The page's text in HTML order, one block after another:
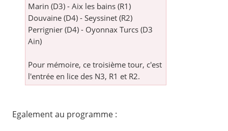
Marin (D3) - Aix les bains (R1)
Douvaine (D4) - Seyssinet (R2)
Perrignier (D4) - Oyonnax Turcs (D3
Ain)
Pour mémoire, ce troisième tour, c'est
l'entrée en lice des N3, R1 et R2.
Egalement au programme :